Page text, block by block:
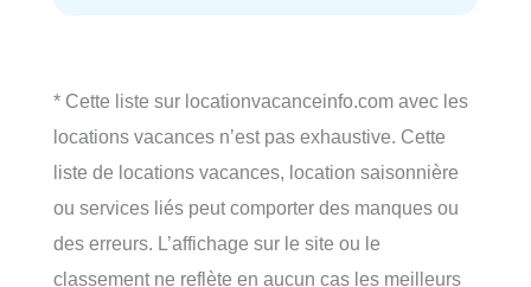
* Cette liste sur locationvacanceinfo.com avec les
locations vacances n’est pas exhaustive. Cette
liste de locations vacances, location saisonnière
ou services liés peut comporter des manques ou
des erreurs. L’affichage sur le site ou le
classement ne reflète en aucun cas les meilleurs